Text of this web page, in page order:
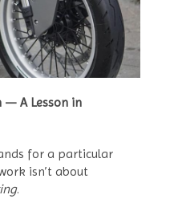
— A Lesson in
for a particular
isn’t about
.